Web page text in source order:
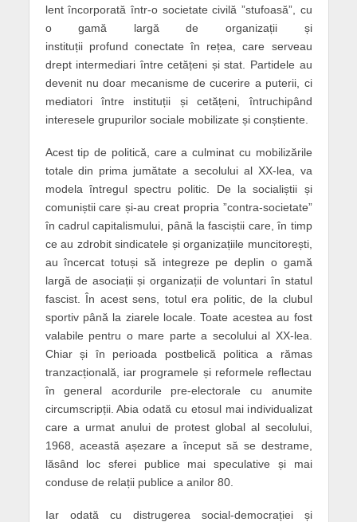
lent încorporată într-o societate civilă ”stufoasă”, cu
o gamă largă de organizații și
instituții profund conectate în rețea, care serveau
drept intermediari între cetățeni și stat. Partidele au
devenit nu doar mecanisme de cucerire a puterii, ci
mediatori între instituții și cetățeni, întruchipând
interesele grupurilor sociale mobilizate și conștiente.
Acest tip de politică, care a culminat cu mobilizările
totale din prima jumătate a secolului al XX-lea, va
modela întregul spectru politic. De la socialiștii și
comuniștiicare și-au creat propria ”contra-societate”
în cadrul capitalismului, până la fasciștii care, în timp
ce au zdrobit sindicatele și organizațiile muncitorești,
au încercat totuși să integreze pe deplin o gamă
largă de asociații și organizații de voluntari în statul
fascist. În acest sens, totul era politic, de la clubul
sportiv până la ziarele locale. Toate acestea au fost
valabile pentru o mare parte a secolului al XX-lea.
Chiar și în perioada postbelică politica a rămas
tranzacțională, iar programele și reformele reflectau
în general acordurile pre-electorale cu anumite
circumscripții. Abia odată cu etosul mai individualizat
care a urmat anului de protest global al secolului,
1968, această așezare a început să se destrame,
lăsând loc sferei publice mai speculative și mai
conduse de relații publice a anilor 80.
Iar odată cu distrugerea social-democrației și